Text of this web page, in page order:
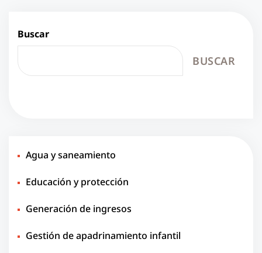
Buscar
BUSCAR
Agua y saneamiento
Educación y protección
Generación de ingresos
Gestión de apadrinamiento infantil